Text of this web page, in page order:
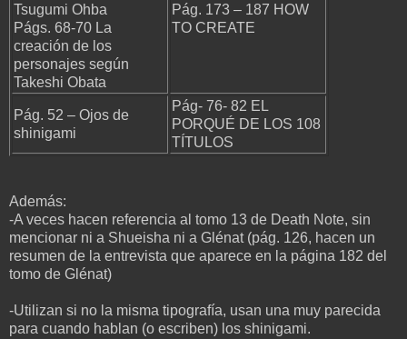
Tsugumi Ohba
Págs. 68-70 La
creación de los
personajes según
Takeshi Obata
Pág. 173 – 187 HOW
TO CREATE
Pág. 52 – Ojos de
shinigami
Pág- 76- 82 EL
PORQUÉ DE LOS 108
TÍTULOS
Además:
-A veces hacen referencia al tomo 13 de Death Note, sin
mencionar ni a Shueisha ni a Glénat (pág. 126, hacen un
resumen de la entrevista que aparece en la página 182 del
tomo de Glénat)
-Utilizan si no la misma tipografía, usan una muy parecida
para cuando hablan (o escriben) los shinigami.